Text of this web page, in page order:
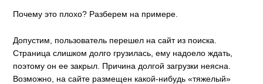
Почему это плохо? Разберем на примере.
Допустим, пользователь перешел на сайт из поиска.
Страница слишком долго грузилась, ему надоело ждать,
поэтому он ее закрыл. Причина долгой загрузки неясна.
Возможно, на сайте размещен какой-нибудь «тяжелый»